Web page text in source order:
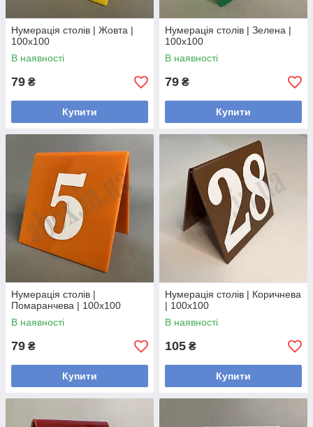
Нумерація столів | Жовта |
100х100
В наявності
79 ₴
Купити
Нумерація столів | Зелена |
100х100
В наявності
79 ₴
Купити
Нумерація столів |
Помаранчева | 100х100
В наявності
79 ₴
Купити
Нумерація столів | Коричнева
| 100х100
В наявності
105 ₴
Купити